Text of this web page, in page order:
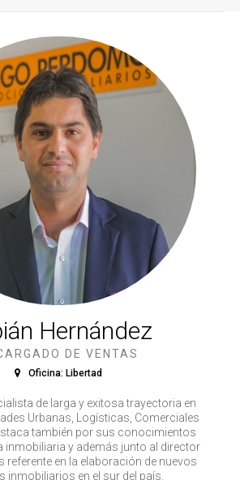
Hernández
DE VENTAS
Oficina: Libertad
de larga y exitosa trayectoria en
Urbanas, Logísticas, Comerciales
también por sus conocimientos
inmobiliaria y además junto al director
referente en la elaboración de nuevos
inmobiliarios en el sur del país.